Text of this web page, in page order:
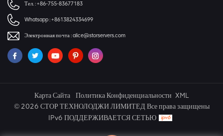
Тел. :+86-755-83677183
Whatsapp :+8613824334699
Электронная почта :alice@storservers.com
Карта Сайта Политика Конфиденциальности XML
© 2026 СТОР ТЕХНОЛОДЖИ ЛИМИТЕД Все права защищены
IPv6 ПОДДЕРЖИВАЕТСЯ СЕТЬЮ